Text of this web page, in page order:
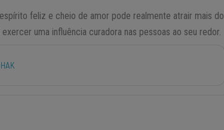
feliz e cheio de amor pode realmente atrair mais do
exercer uma influência curadora nas pessoas ao seu redor.